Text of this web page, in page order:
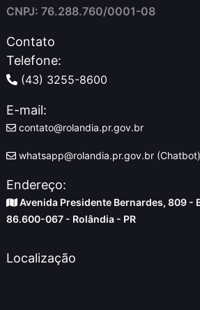
CNPJ: 76.288.760/0001-08
Contato
Telefone:
(43) 3255-8600
E-mail:
contato@rolandia.pr.gov.br
whatsapp@rolandia.pr.gov.br (Chatbot)
Endereço:
Avenida Presidente Bernardes, 809 -
86.600-067 - Rolândia - PR
Localização